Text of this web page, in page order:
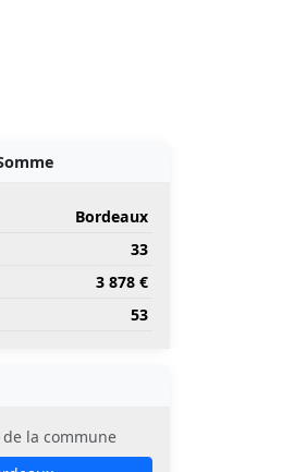
Bordeaux
33
3 878 €
53
la commune